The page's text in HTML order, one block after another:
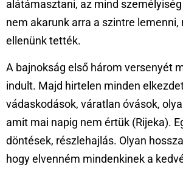
alátámasztani, az mind
nem akarunk arra a szintre
ellenünk tették.
A bajnokság első három versenyét
indult. Majd hirtelen minden
vádaskodások, váratlan óvások,
amit mai napig nem értük (Rijeka).
döntések, részlehajlás. Olyan
hogy elvenném mindenkinek a